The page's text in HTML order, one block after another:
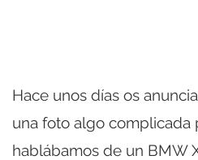
Hace unos días os
una foto algo complicada
hablábamos de un BMW